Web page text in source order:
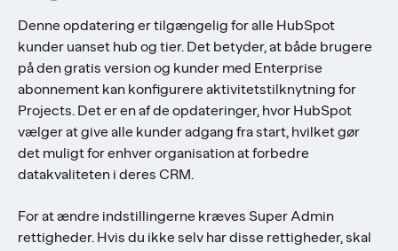
Denne opdatering er tilgængelig for alle HubSpot
kunder uanset hub og tier. Det betyder, at både brugere
på den gratis version og kunder med Enterprise
abonnement kan konfigurere aktivitetstilknytning for
Projects. Det er en af de opdateringer, hvor HubSpot
vælger at give alle kunder adgang fra start, hvilket gør
det muligt for enhver organisation at forbedre
datakvaliteten i deres CRM.
For at ændre indstillingerne kræves Super Admin
rettigheder. Hvis du ikke selv har disse rettigheder, skal